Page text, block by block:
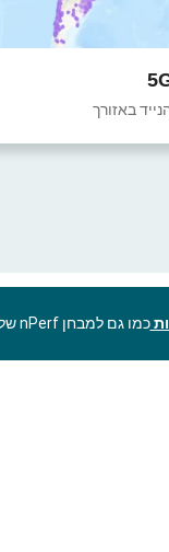
באזורך
כמו גם למבחן nPerf שלנו